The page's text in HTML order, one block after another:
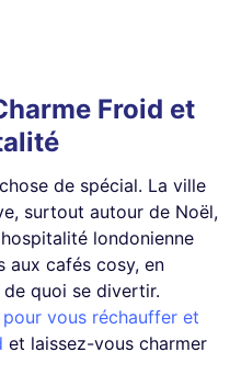
Froid et
de spécial. La ville
surtout autour de Noël,
londonienne
aux cafés cosy, en
quoi se divertir.
vous réchauffer et
et laissez-vous charmer